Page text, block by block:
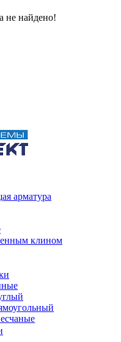
не найдено!
арматура
клином